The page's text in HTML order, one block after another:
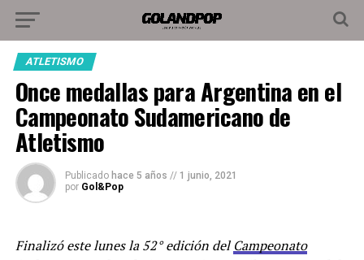
ATLETISMO
Once medallas para Argentina en el
Campeonato Sudamericano de
Atletismo
Publicado hace 5 años // 1 junio, 2021
por Gol&Pop
Finalizó este lunes la 52° edición del Campeonato